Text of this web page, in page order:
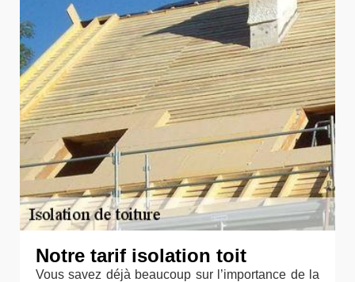
Notre tarif isolation toit
Vous savez déjà beaucoup sur l’importance de la